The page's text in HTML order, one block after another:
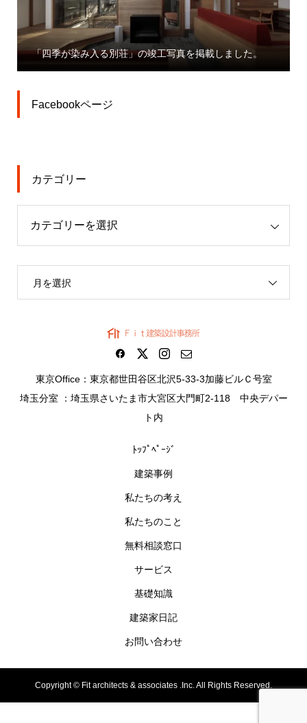
る別荘」の竣工写真を掲載しました。
「大宮駅東口大門
業」プレスリリース
Facebookページ
カテゴリー
月を選択
東京Office：東京都世田谷区北沢5-33-3加藤ビルＣ号室
埼玉分室 ：埼玉県さいたま市大宮区大門町2-118 中央デパー
ト内
ﾄｯﾌﾟﾍﾟｰｼﾞ
建築事例
私たちの考え
私たちのこと
無料相談窓口
サービス
基礎知識
建築家日記
お問い合わせ
Copyright © Fit architects & associates .Inc. All Rights Reserved.